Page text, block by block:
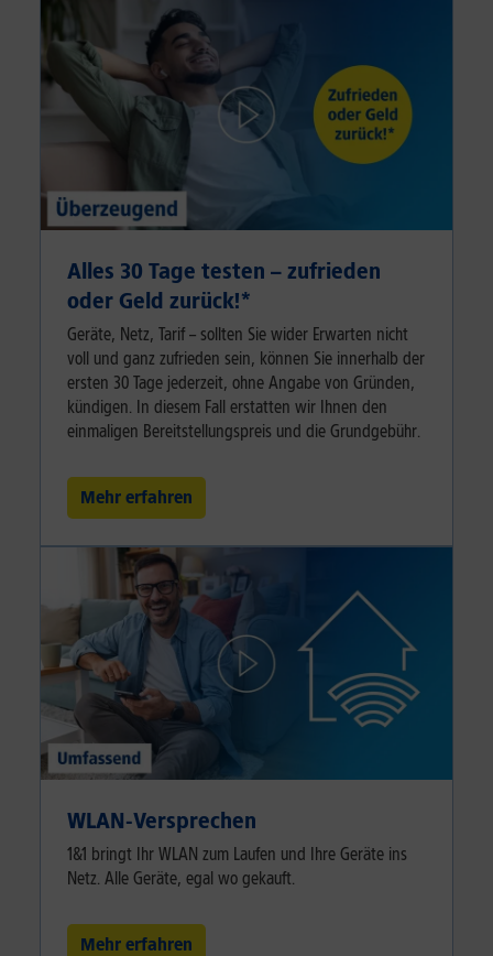
Alles 30 Tage testen – zufrieden
oder Geld zurück!⁠*
Geräte, Netz, Tarif – sollten Sie wider Erwarten nicht
voll und ganz zufrieden sein, können Sie innerhalb der
ersten 30 Tage jederzeit, ohne Angabe von Gründen,
kündigen. In diesem Fall erstatten wir Ihnen den
einmaligen Bereitstellungspreis und die Grundgebühr.
Mehr erfahren
WLAN-Versprechen
1&1 bringt Ihr WLAN zum Laufen und Ihre Geräte ins
Netz. Alle Geräte, egal wo gekauft.
Mehr erfahren